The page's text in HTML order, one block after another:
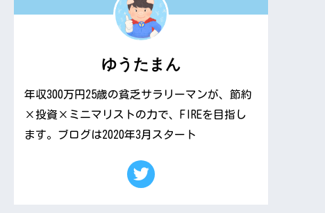
ゆうたまん
年収300万円25歳の貧乏サラリーマンが、節約
×投資×ミニマリストの力で、FIREを目指し
ます。ブログは2020年3月スタート